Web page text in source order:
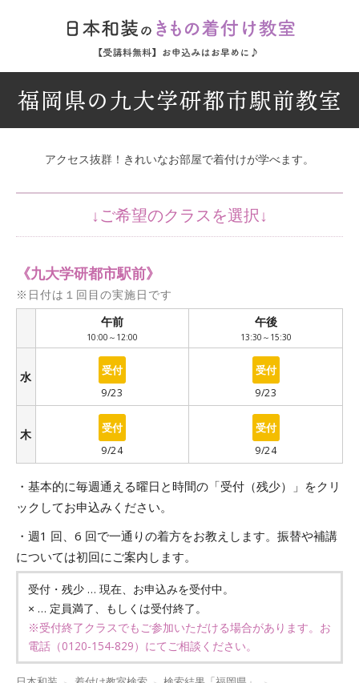
福岡県の九大学研都市駅前教室
アクセス抜群！きれいなお部屋で着付けが学べます。
《九大学研都市駅前》
※日付は１回目の実施日です
水
木
午前
10:00～12:00
○
9/23
○
9/24
午後
13:30～15:30
○
9/23
○
9/24
・基本的に毎週通える曜日と時間の「受付（残少）」をクリ
ックしてお申込みください。
・週1 回、6 回で一通りの着方をお教えします。振替や補講
については初回にご案内します。
受付・残少 … 現在、お申込みを受付中。
× … 定員満了、もしくは受付終了。
※受付終了クラスでもご参加いただける場合があります。お
電話（0120-154-829）にてご相談ください。